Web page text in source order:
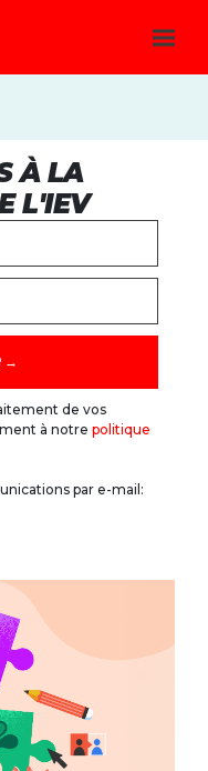
À LA
L'IEV
de vos
à notre politique
par e-mail: